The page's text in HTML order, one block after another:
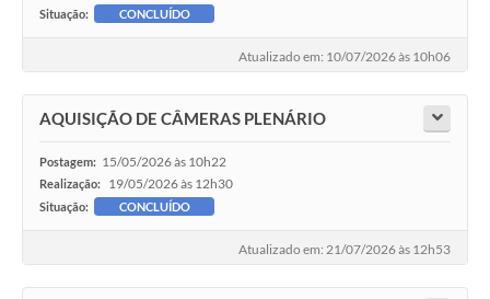
Situação: CONCLUÍDO
Atualizado em: 10/07/2026 às 10h06
AQUISIÇÃO DE CÂMERAS PLENÁRIO
Postagem: 15/05/2026 às 10h22
Realização: 19/05/2026 às 12h30
Situação: CONCLUÍDO
Atualizado em: 21/07/2026 às 12h53